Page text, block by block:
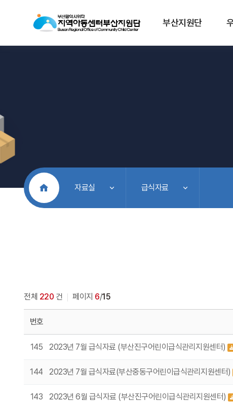
부산지원단
처음으로자료실 급식자료
전체 220 건 페이지 6/15
번호
145 2023년 7월 급식자료 (부산진구어린이급식관리지원센터)
144 2023년 7월 급식자료(부산중동구어린이급식관리지원센터)
143 2023년 6월 급식자료 (부산진구어린이급식관리지원센터)